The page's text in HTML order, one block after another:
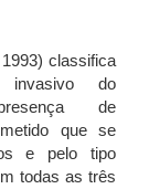
classifica
do
de
que se
e pelo tipo
todas as três